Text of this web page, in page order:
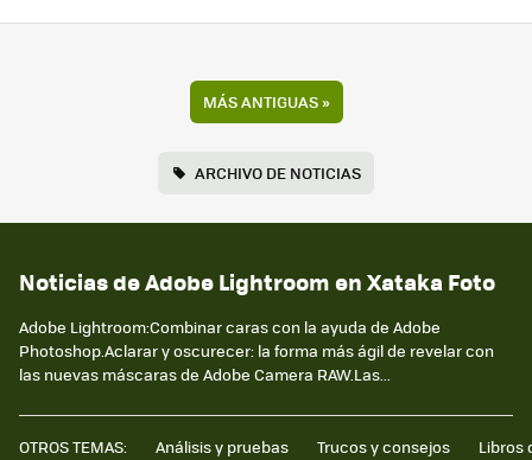
MÁS ANTIGUAS»
ARCHIVO DE NOTICIAS
Noticias de Adobe Lightroom en Xataka Foto
Adobe Lightroom:Combinar caras con la ayuda de Adobe
Photoshop.Aclarar y oscurecer: la forma más ágil de revelar con
las nuevas máscaras de Adobe Camera RAW.Las...
OTROS TEMAS: Análisis y pruebas Trucos y consejos Libros